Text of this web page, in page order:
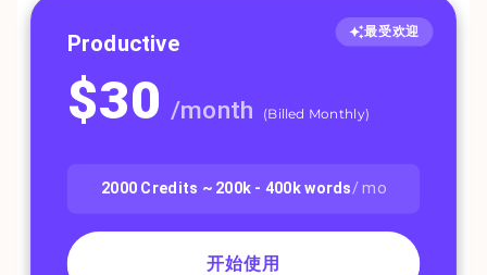
最受欢迎
Productive
$30 /month (Billed Monthly)
2000 Credits ~ 200k - 400kwords/ mo
开始使用